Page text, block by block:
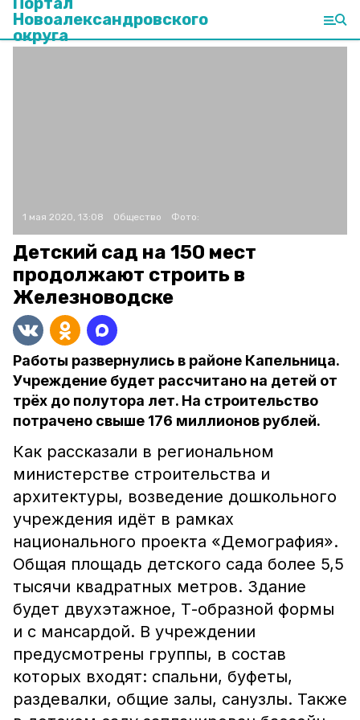
Новоалександровского
округа
1 мая 2020, 13:08 Общество Фото:
Детский сад на 150 мест
продолжают строить в
Железноводске
Работы развернулись в районе Капельница.
Учреждение будет рассчитано на детей от
трёх до полутора лет. На строительство
потрачено свыше 176 миллионов рублей.
Как рассказали в региональном
министерстве строительства и
архитектуры, возведение дошкольного
учреждения идёт в рамках
национального проекта «Демография».
Общая площадь детского сада более 5,5
тысячи квадратных метров. Здание
будет двухэтажное, Т-образной формы
и с мансардой. В учреждении
предусмотрены группы, в состав
которых входят: спальни, буфеты,
раздевалки, общие залы, санузлы. Также